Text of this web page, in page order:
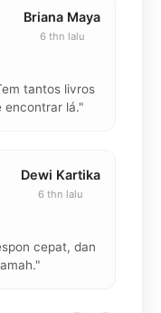
Briana Maya
6 thn lalu
tantos livros
encontrar lá."
Dewi Kartika
6 thn lalu
cepat, dan